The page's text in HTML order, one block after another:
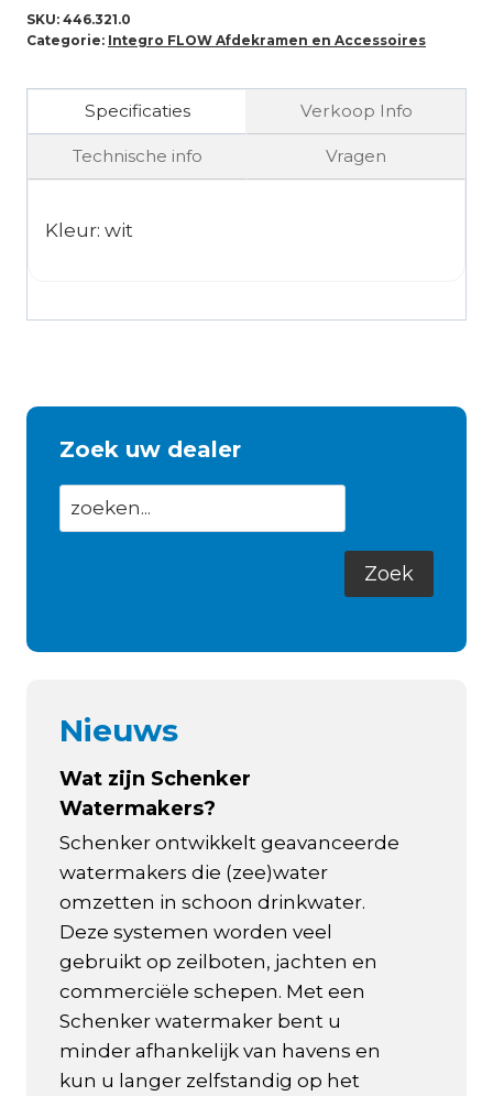
SKU: 446.321.0
Categorie: Integro FLOW Afdekramen en Accessoires
Specificaties Verkoop Info
Technische info Vragen
Kleur: wit
Zoek uw dealer
Nieuws
Wat zijn Schenker
Watermakers?
Schenker ontwikkelt geavanceerde
watermakers die (zee)water
omzetten in schoon drinkwater.
Deze systemen worden veel
gebruikt op zeilboten, jachten en
commerciële schepen. Met een
Schenker watermaker bent u
minder afhankelijk van havens en
kun u langer zelfstandig op het